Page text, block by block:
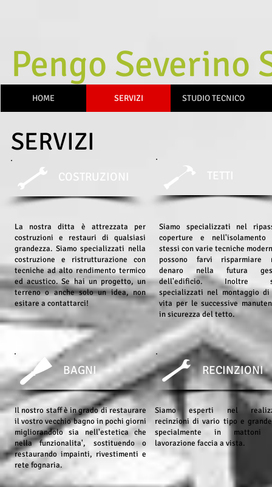
HOME SERVIZI STUDIO TECNICO
SERVIZI
COSTRUZIONI TETTI
La nostra ditta è attrezzata per
costruzioni e restauri di qualsiasi
grandezza. Siamo specializzati nella
costruzione e ristrutturazione con
tecniche ad alto rendimento termico
ed acustico. Se hai un progetto, un
terreno o anche solo un idea, non
esitare a contattarci!
Siamo specializzati nel
coperture e nell'isolamento
stessi con varie tecniche
possono farvi risparmiare
denaro nella futura
dell'edificio. Inoltre
specializzati nel montaggio
vita per le successive
in sicurezza del tetto.
BAGNI RECINZIONI
Il nostro staff è in grado di restaurare
il vostro vecchio bagno in pochi giorni
migliorandolo sia nell'estetica che
nella funzionalita', sostituendo o
restaurando impainti, rivestimenti e
rete fognaria.
Siamo esperti nel
recinzioni di vario tipo e
specialmente in mattoni
lavorazione faccia a vista.
Pengo Severino